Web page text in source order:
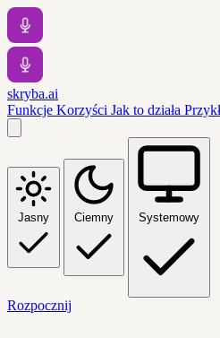
skryba.ai
Funkcje Korzyści Jak to działa
Jasny Ciemny Systemowy
Rozpocznij